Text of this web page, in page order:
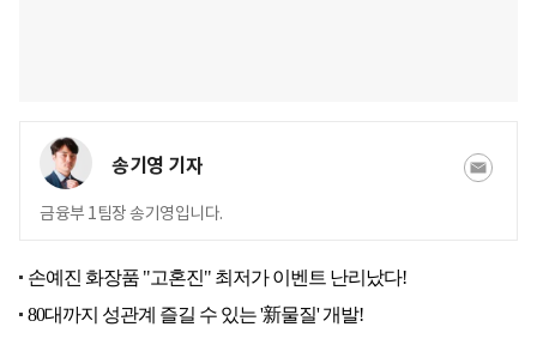
송기영 기자
금융부 1팀장 송기영입니다.